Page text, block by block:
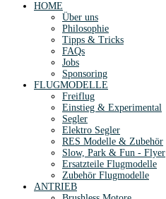
HOME
Über uns
Philosophie
Tipps & Tricks
FAQs
Jobs
Sponsoring
FLUGMODELLE
Freiflug
Einstieg & Experimental
Segler
Elektro Segler
RES Modelle & Zubehör
Slow, Park & Fun - Flyer
Ersatzteile Flugmodelle
Zubehör Flugmodelle
ANTRIEB